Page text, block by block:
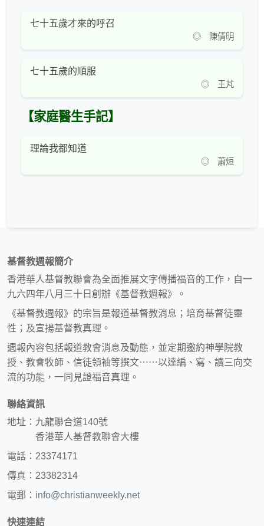
七十五歲才來的呼召
◎ 陳倩明
七十五歲的順服
◎ 王芃
【家庭醫生手記】
理論我都知道
◎ 蕭烜
基督教週報簡介
香港華人基督教聯會為全面推展文字傳播福音的工作，自一
九六四年八月三十日創辦《基督教週報》。
《基督教週報》的宗旨是報道基督教消息；培育基督徒靈
性；及宣揚基督教真理。
週報內容包括報道教會消息及動態，並定期邀約神學院教
授、教會牧師、信徒領袖等撰文⋯⋯以達編、寫、讀三向交
流的功能，一同見證福音真理。
聯絡資訊
地址：九龍聯合道140號
香港華人基督教聯會大樓
電話：23374171
傳真：23382314
電郵： info@christianweekly.net
快速連結